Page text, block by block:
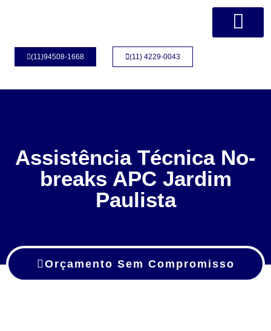
(11)94508-1668 (11) 4229-0043
Assistência Técnica No-
breaks APC Jardim
Paulista
Orçamento Sem Compromisso